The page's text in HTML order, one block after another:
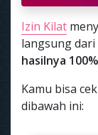
Izin Kilat
langsung
hasilnya
Kamu bisa
dibawah ini: